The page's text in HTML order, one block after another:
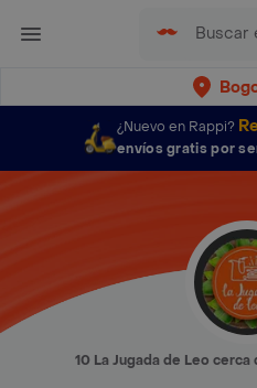
¿Nuevo en Rappi?
envíos gratis por
10 La Jugada de Leo cerca